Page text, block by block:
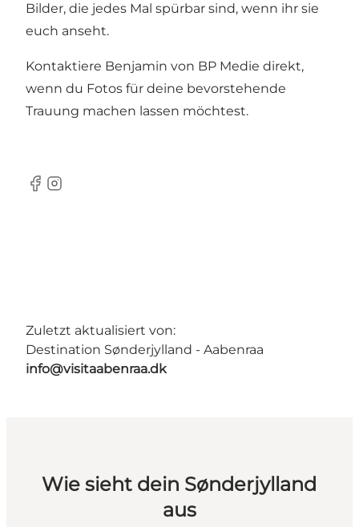
Bilder, die jedes Mal spürbar sind, wenn ihr sie
euch anseht.
Kontaktiere Benjamin von BP Medie direkt,
wenn du Fotos für deine bevorstehende
Trauung machen lassen möchtest.
Facebook
Instagram
Zuletzt aktualisiert von:
Destination Sønderjylland - Aabenraa
info@visitaabenraa.dk
Wie sieht dein Sønderjylland
aus